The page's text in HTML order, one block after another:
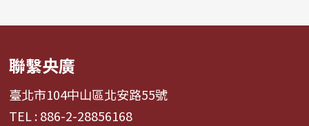
聯繫央廣
臺北市104中山區北安路55號
TEL : 886-2-28856168